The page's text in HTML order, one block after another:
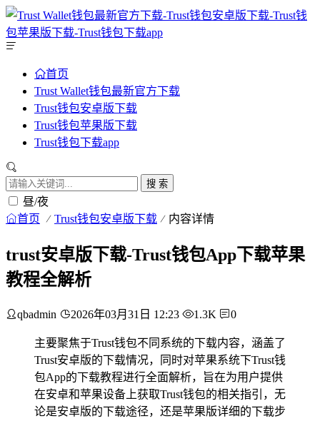
首页
Trust Wallet钱包最新官方下载
Trust钱包安卓版下载
Trust钱包苹果版下载
Trust钱包下载app
搜 索
昼/夜
首页 Trust钱包安卓版下载 内容详情
trust安卓版下载-Trust钱包App下载苹果
教程全解析
qbadmin 2026年03月31日 12:23 1.3K 0
主要聚焦于Trust钱包不同系统的下载内容，涵盖了
Trust安卓版的下载情况，同时对苹果系统下Trust钱
包App的下载教程进行全面解析，旨在为用户提供
在安卓和苹果设备上获取Trust钱包的相关指引，无
论是安卓版的下载途径，还是苹果版详细的下载步